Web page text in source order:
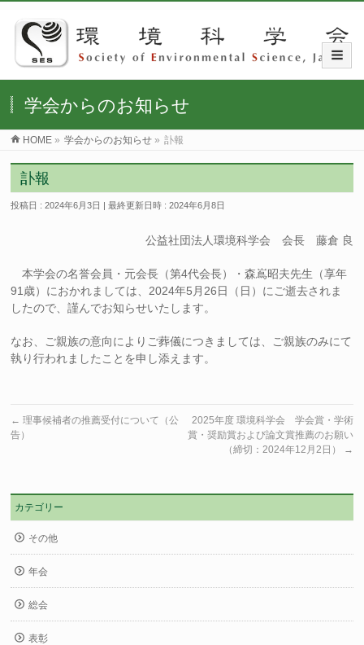
学会からのお知らせ
HOME » 学会からのお知らせ » 訃報
訃報
投稿日 : 2024年6月3日 最終更新日時 : 2024年6月8日
公益社団法人環境科学会 会長 藤倉 良
本学会の名誉会員・元会長（第4代会長）・森嶌昭夫先生（享年
91歳）におかれましては、2024年5月26日（日）にご逝去されま
したので、謹んでお知らせいたします。
なお、ご親族の意向によりご葬儀につきましては、ご親族のみにて
執り行われましたことを申し添えます。
← 理事候補者の推薦受付について（公
告）
2025年度 環境科学会 学会賞・学術
賞・奨励賞および論文賞推薦のお願い
（締切：2024年12月2日）
→
カテゴリー
その他
年会
総会
表彰